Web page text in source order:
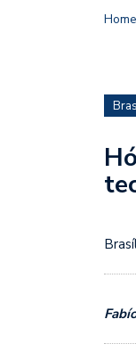
Home